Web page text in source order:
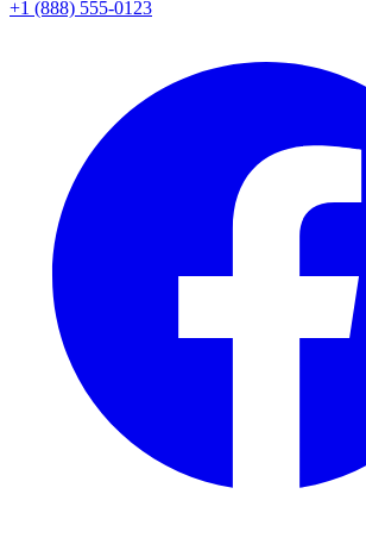
+1 (888) 555-0123